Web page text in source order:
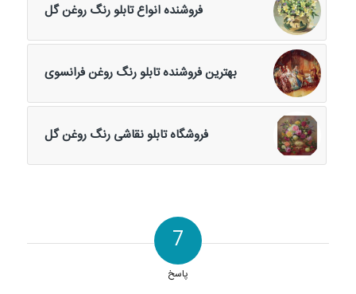
فروشنده انواع تابلو رنگ روغن گل
بهترین فروشنده تابلو رنگ روغن فرانسوی
فروشگاه تابلو نقاشی رنگ روغن گل
7
پاسخ